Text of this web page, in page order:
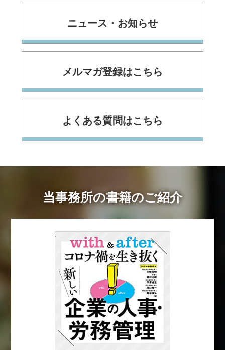
ニュース・お知らせ
メルマガ登録はこちら
よくある質問はこちら
当事務所の書籍のご紹介